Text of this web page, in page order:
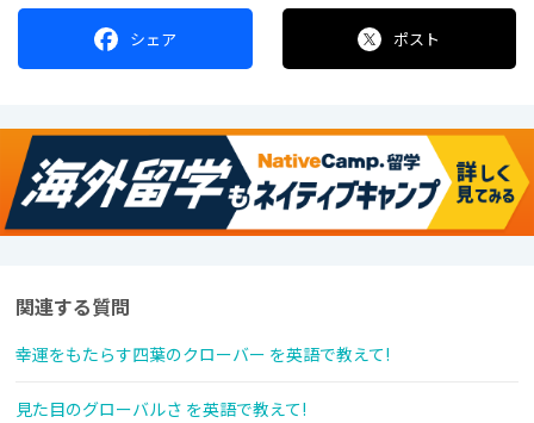
シェア ポスト
関連する質問
幸運をもたらす四葉のクローバー を英語で教えて!
見た目のグローバルさ を英語で教えて!